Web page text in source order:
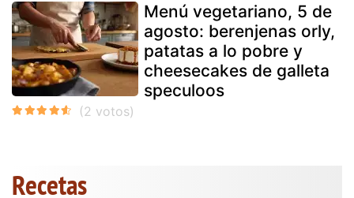
Menú vegetariano, 5 de
agosto: berenjenas orly,
patatas a lo pobre y
cheesecakes de galleta
speculoos
Recetas